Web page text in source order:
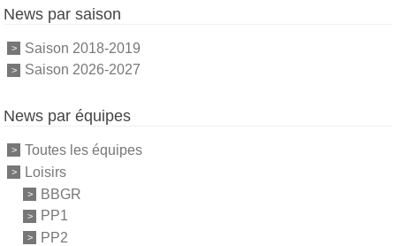
News par saison
Saison 2018-2019
Saison 2026-2027
News par équipes
Toutes les équipes
Loisirs
BBGR
PP1
PP2